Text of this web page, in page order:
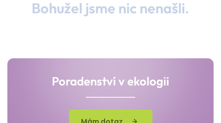
Bohužel jsme nic nenašli.
Poradenství v ekologii